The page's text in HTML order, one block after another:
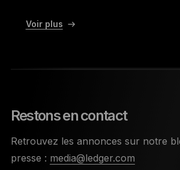
Voir plus
Restons en contact
Retrouvez les annonces sur notre
presse : media@ledger.com